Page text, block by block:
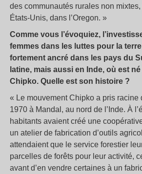
des communautés rurales non
États-Unis, dans l’Oregon. »
Comme vous l’évoquiez,
femmes dans les luttes pour la
fortement ancré dans les pays du
latine, mais aussi en Inde, où est
Chipko. Quelle est son histoire ?
« Le mouvement Chipko a pris racine
1970 à Mandal, au nord de l’Inde. À
habitants avaient créé une
un atelier de fabrication d’outils
attendaient que le service forestier
parcelles de forêts pour leur activité,
avant d’en vendre certaines à un